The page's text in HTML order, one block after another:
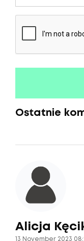
Ostatnie
Alicja
13 November 2023